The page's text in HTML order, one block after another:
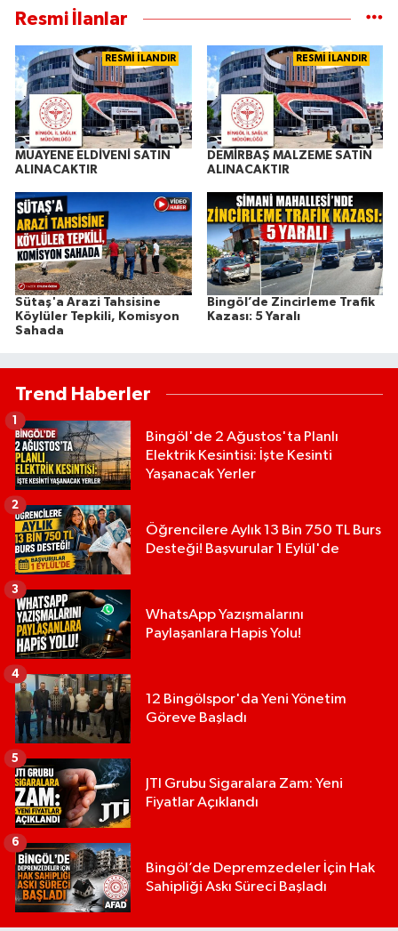
Resmi İlanlar
RESMİ İLANDIR
MUAYENE ELDİVENİ SATIN
ALINACAKTIR
RESMİ İLANDIR
DEMİRBAŞ MALZEME SATIN
ALINACAKTIR
Sütaş'a Arazi Tahsisine
Köylüler Tepkili, Komisyon
Sahada
Bingöl’de Zincirleme Trafik
Kazası: 5 Yaralı
Trend Haberler
Bingöl'de 2 Ağustos'ta Planlı
Elektrik Kesintisi: İşte Kesinti
Yaşanacak Yerler
1
Öğrencilere Aylık 13 Bin 750 TL Burs
Desteği! Başvurular 1 Eylül'de
2
WhatsApp Yazışmalarını
Paylaşanlara Hapis Yolu!
3
12 Bingölspor'da Yeni Yönetim
Göreve Başladı
4
JTI Grubu Sigaralara Zam: Yeni
Fiyatlar Açıklandı
5
Bingöl’de Depremzedeler İçin Hak
Sahipliği Askı Süreci Başladı
6